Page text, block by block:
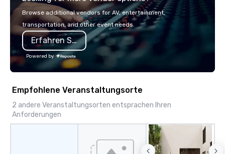
each experience brings the ship to life
in unforgettable ways.
single location,
now brings the
bachelor/ette party
Browse additional vendors for AV, entertainment,
transportation, and other event needs.
Erfahren Sie mehr
Powered by
Empfohlene Veranstaltungsorte
2 andere Veranstaltungsorten entsprachen Ihren
Anforderungen